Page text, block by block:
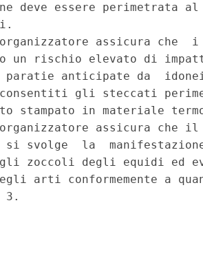
deve essere
assicura che
un rischio elevato di
paratie anticipate da
consentiti gli steccati
stampato in materiale
assicura che
si svolge  la
zoccoli degli equidi ed
arti conformemente a